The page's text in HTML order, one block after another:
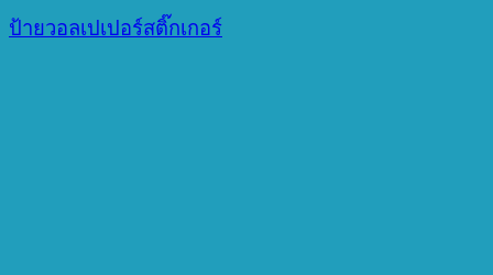
ป้ายวอลเปเปอร์สติ๊กเกอร์